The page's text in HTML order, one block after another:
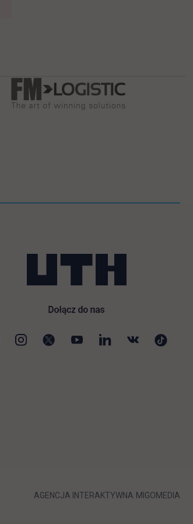
AGENCJA INTERAKTYWNA LINK OTWIERA
MIGOMEDIA